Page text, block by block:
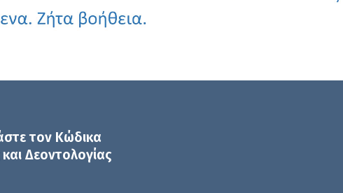
τον Κώδικα
και Δεοντολογίας